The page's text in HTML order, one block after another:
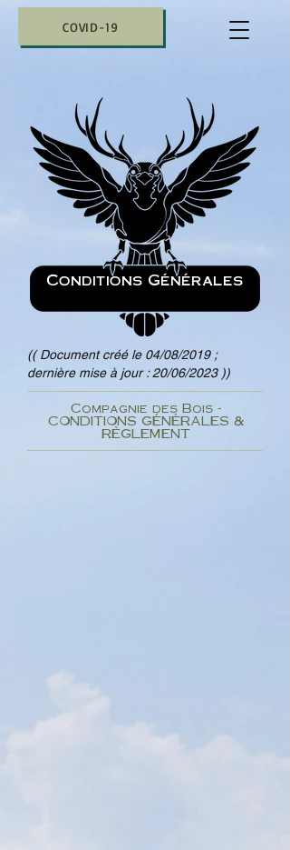
COVID-19
COVID-19
Conditions Générales
(( Document créé le 04/08/2019 ;
dernière mise à jour : 20/06/2023 ))
Compagnie des Bois -
CONDITIONS GÉNÉRALES &
RÈGLEMENT